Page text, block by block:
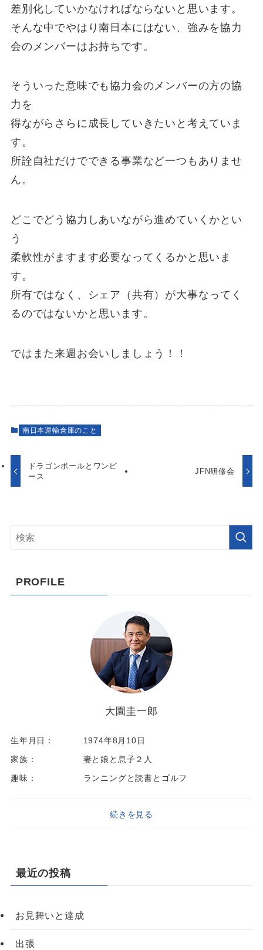
差別化していかなければならないと思います。
そんな中でやはり南日本にはない、強みを協力
会のメンバーはお持ちです。
そういった意味でも協力会のメンバーの方の協
力を
得ながらさらに成長していきたいと考えていま
す。
所詮自社だけでできる事業など一つもありませ
ん。
どこでどう協力しあいながら進めていくかとい
う
柔軟性がますます必要なってくるかと思いま
す。
所有ではなく、シェア（共有）が大事なってく
るのではないかと思います。
ではまた来週お会いしましょう！！
南日本運輸倉庫のこと
ドラゴンボールとワンピ
ース
JFN研修会
PROFILE
大園圭一郎
生年月日：
1974年8月10日
家族：
妻と娘と息子２人
趣味：
ランニングと読書とゴルフ
続きを見る
最近の投稿
お見舞いと達成
出張